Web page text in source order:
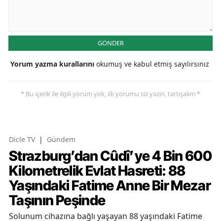
GÖNDER
Yorum yazma kurallarını okumuş ve kabul etmiş sayılırsınız
* Bu içerik ile ilgili yorum yok, ilk yorumu siz yazın, tartışalım *
Dicle TV | Gündem
Strazburg’dan Cûdî’ye 4 Bin 600
Kilometrelik Evlat Hasreti: 88
Yaşındaki Fatime Anne Bir Mezar
Taşının Peşinde
Solunum cihazına bağlı yaşayan 88 yaşındaki Fatime